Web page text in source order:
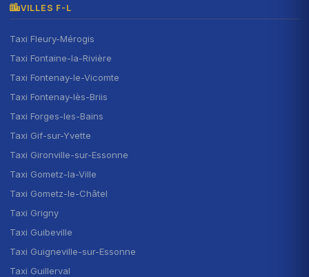
VILLES F-L
Taxi Fleury-Mérogis
Taxi Fontaine-la-Rivière
Taxi Fontenay-le-Vicomte
Taxi Fontenay-lès-Briis
Taxi Forges-les-Bains
Taxi Gif-sur-Yvette
Taxi Gironville-sur-Essonne
Taxi Gometz-la-Ville
Taxi Gometz-le-Châtel
Taxi Grigny
Taxi Guibeville
Taxi Guigneville-sur-Essonne
Taxi Guillerval